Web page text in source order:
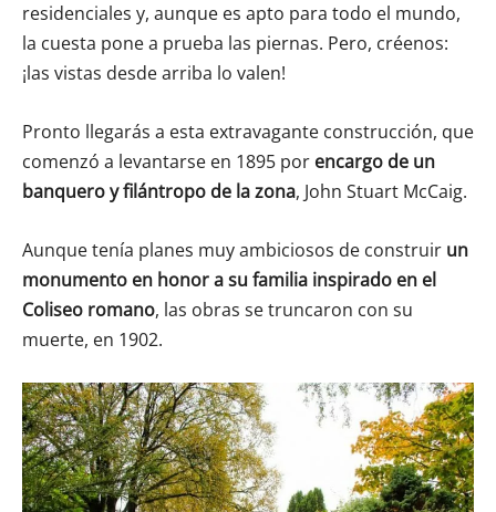
residenciales y, aunque es apto para todo el mundo,
la cuesta pone a prueba las piernas. Pero, créenos:
¡las vistas desde arriba lo valen!
Pronto llegarás a esta extravagante construcción, que
comenzó a levantarse en 1895 por encargo de un
banquero y filántropo de la zona, John Stuart McCaig.
Aunque tenía planes muy ambiciosos de construir un
monumento en honor a su familia inspirado en el
Coliseo romano, las obras se truncaron con su
muerte, en 1902.